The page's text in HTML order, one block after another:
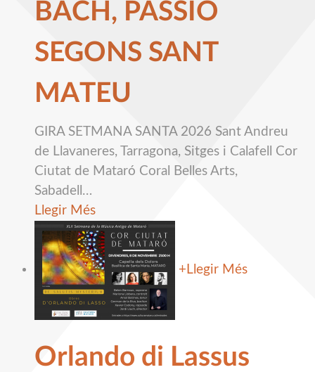
BACH, PASSIÓ
SEGONS SANT
MATEU
GIRA SETMANA SANTA 2026 Sant Andreu
de Llavaneres, Tarragona, Sitges i Calafell Cor
Ciutat de Mataró Coral Belles Arts,
Sabadell …
Llegir Més
+ Llegir Més
Orlando di Lassus